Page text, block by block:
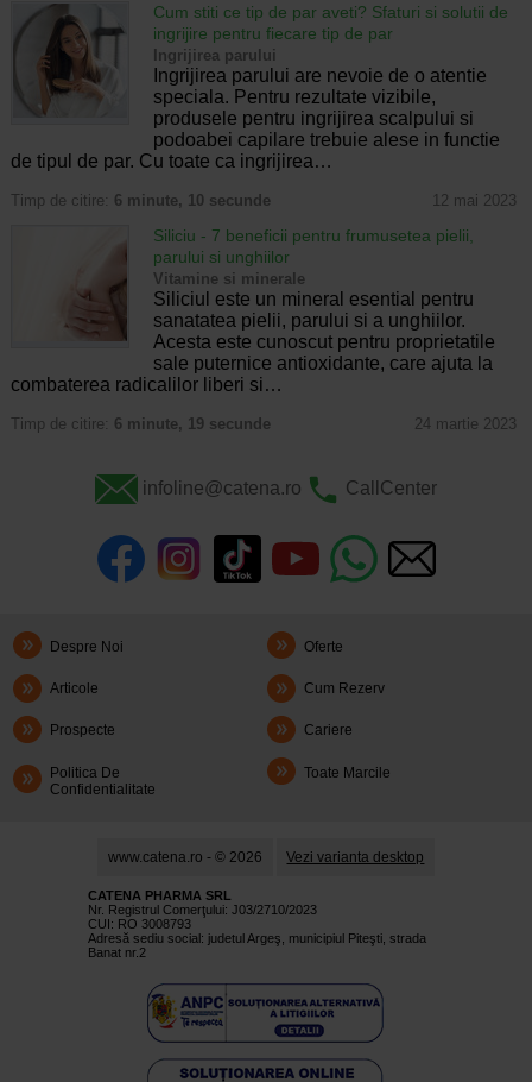
Cum stiti ce tip de par aveti? Sfaturi si solutii de
ingrijire pentru fiecare tip de par
Ingrijirea parului
Ingrijirea parului are nevoie de o atentie
speciala. Pentru rezultate vizibile,
produsele pentru ingrijirea scalpului si
podoabei capilare trebuie alese in functie
de tipul de par. Cu toate ca ingrijirea…
Timp de citire: 6 minute, 10 secunde 12 mai 2023
Siliciu - 7 beneficii pentru frumusetea pielii,
parului si unghiilor
Vitamine si minerale
Siliciul este un mineral esential pentru
sanatatea pielii, parului si a unghiilor.
Acesta este cunoscut pentru proprietatile
sale puternice antioxidante, care ajuta la
combaterea radicalilor liberi si…
Timp de citire: 6 minute, 19 secunde 24 martie 2023
infoline@catena.ro CallCenter
Despre Noi Oferte
Articole Cum Rezerv
Prospecte Cariere
Politica De
Confidentialitate
Toate Marcile
www.catena.ro - © 2026 Vezi varianta desktop
CATENA PHARMA SRL
Nr. Registrul Comerţului: J03/2710/2023
CUI: RO 3008793
Adresă sediu social: judetul Argeş, municipiul Piteşti, strada
Banat nr.2